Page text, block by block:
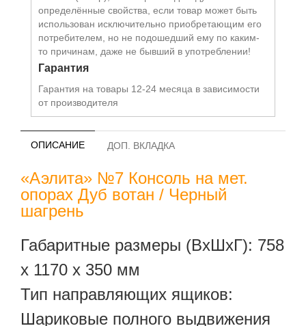
определённые свойства, если товар может быть
использован исключительно приобретающим его
потребителем, но не подошедший eмy по каким-
то причинам, даже не бывший в употреблении!
Гарантия
Гарантия на товары 12-24 месяца в зависимости
от производителя
ОПИСАНИЕ ДОП. ВКЛАДКА
«Аэлита» №7 Консоль на мет.
опорах Дуб вотан / Черный
шагрень
Габаритные размеры (ВхШхГ): 758
х 1170 х 350 мм
Тип направляющих ящиков:
Шариковые полного выдвижения